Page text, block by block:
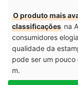
O produto mais
classificações na
consumidores
qualidade da
pode ser um
m.